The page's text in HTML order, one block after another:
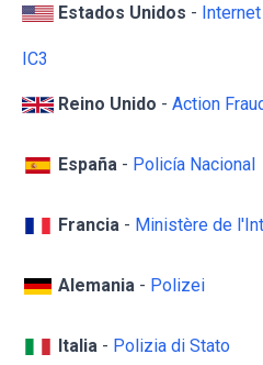
Estados Unidos -
IC3
Reino Unido - Action
España - Policía Nacional
Francia - Ministère de
Alemania - Polizei
Italia - Polizia di Stato